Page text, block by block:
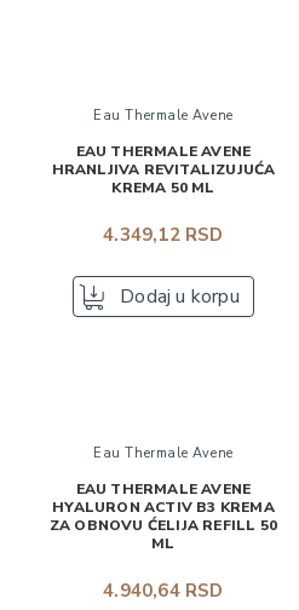
Eau Thermale Avene
EAU THERMALE AVENE
HRANLJIVA REVITALIZUJUĆA
KREMA 50 ML
4.349,12 RSD
Dodaj u korpu
Eau Thermale Avene
EAU THERMALE AVENE
HYALURON ACTIV B3 KREMA
ZA OBNOVU ĆELIJA REFILL 50
ML
4.940,64 RSD